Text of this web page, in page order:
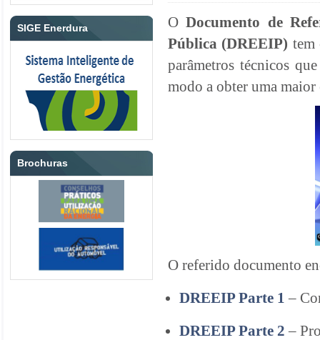
SIGE Enerdura
Brochuras
ODocumento de
Pública (DREEIP) tem
parâmetros técnicos
modo a obter uma maior
O referido documento
DREEIP Parte 1 –
DREEIP Parte 2 –